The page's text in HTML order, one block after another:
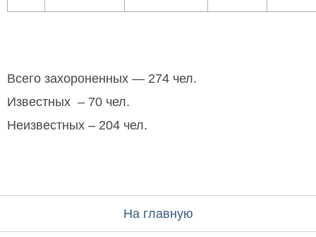
Всего захороненных — 274 чел.
Известных – 70 чел.
Неизвестных – 204 чел.
На главную